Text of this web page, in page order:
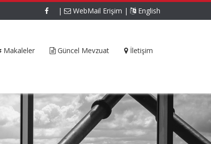
| WebMail Erişim | English
Makaleler Güncel Mevzuat İletişim